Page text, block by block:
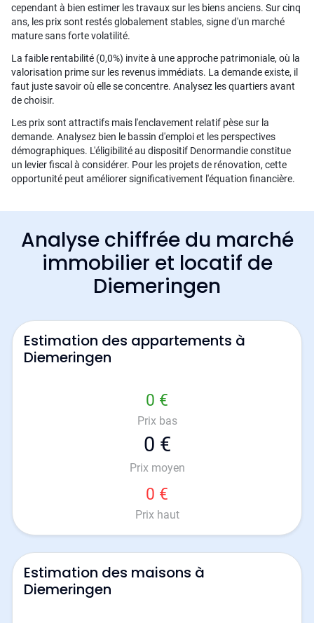
cependant à bien estimer les travaux sur les biens anciens. Sur cinq
ans, les prix sont restés globalement stables, signe d'un marché
mature sans forte volatilité.
La faible rentabilité (0,0%) invite à une approche patrimoniale, où la
valorisation prime sur les revenus immédiats. La demande existe, il
faut juste savoir où elle se concentre. Analysez les quartiers avant
de choisir.
Les prix sont attractifs mais l'enclavement relatif pèse sur la
demande. Analysez bien le bassin d'emploi et les perspectives
démographiques. L'éligibilité au dispositif Denormandie constitue
un levier fiscal à considérer. Pour les projets de rénovation, cette
opportunité peut améliorer significativement l'équation financière.
Analyse chiffrée du marché
immobilier et locatif de
Diemeringen
Estimation des appartements à
Diemeringen
0 €
Prix bas
0 €
Prix moyen
0 €
Prix haut
Estimation des maisons à
Diemeringen